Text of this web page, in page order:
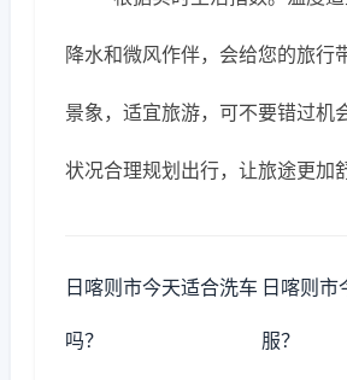
降水和微风作伴，会给您的旅行
景象，适宜旅游，可不要错过机
状况合理规划出行，让旅途更加
日喀则市今天适合洗车
吗？
日喀则市
服？